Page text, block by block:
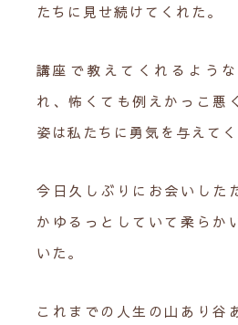
たちに見せ続けてくれた。
講座で教えてくれるよう
れ、怖くても例えかっこ悪
姿は私たちに勇気を与えてく
今日久しぶりにお会いした
かゆるっとしていて柔らか
いた。
これまでの人生の山あり谷